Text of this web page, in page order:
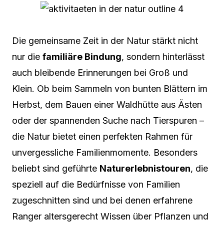
Die gemeinsame Zeit in der Natur stärkt nicht
nur die familiäre Bindung, sondern hinterlässt
auch bleibende Erinnerungen bei Groß und
Klein. Ob beim Sammeln von bunten Blättern im
Herbst, dem Bauen einer Waldhütte aus Ästen
oder der spannenden Suche nach Tierspuren –
die Natur bietet einen perfekten Rahmen für
unvergessliche Familienmomente. Besonders
beliebt sind geführte Naturerlebnistouren, die
speziell auf die Bedürfnisse von Familien
zugeschnitten sind und bei denen erfahrene
Ranger altersgerecht Wissen über Pflanzen und